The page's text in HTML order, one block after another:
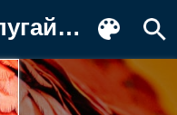
для телефона